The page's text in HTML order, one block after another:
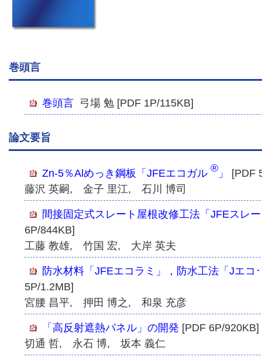
巻頭言
巻頭言 弓場 勉 [PDF 1P/115KB]
論文要旨
Zn-5％Alめっき鋼板「JFEエコガル ® 」
[PDF
藤沢 英嗣, 金子 里江, 石川 博司
間接固定式スレート屋根改修工法「JFEスレ
6P/844KB]
工藤 教雄, 竹国 宏, 大岸 英夫
防水材料「JFEエコラミ」，防水工法「Jエコ
5P/1.2MB]
宮腰 昌平, 押田 博之, 和泉 充彦
「高反射遮熱パネル」の開発 [PDF 6P/920KB]
切通 哲, 永石 博, 坂本 義仁